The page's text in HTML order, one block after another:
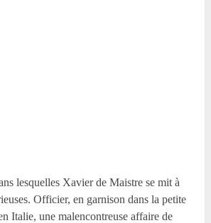
lesquelles Xavier de Maistre se mit à
Officier, en garnison dans la petite
Italie, une malencontreuse affaire de